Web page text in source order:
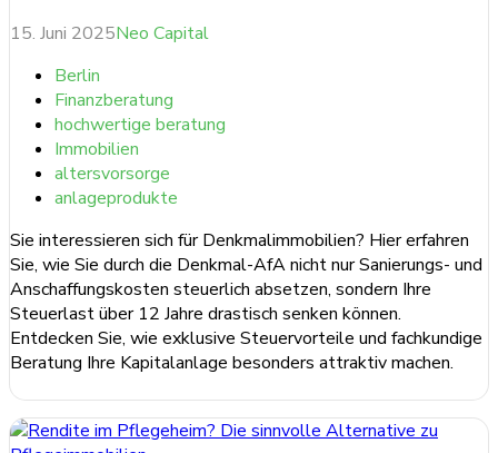
15. Juni 2025Neo Capital
Berlin
Finanzberatung
hochwertige beratung
Immobilien
altersvorsorge
anlageprodukte
Sie interessieren sich für Denkmalimmobilien? Hier erfahren
Sie, wie Sie durch die Denkmal-AfA nicht nur Sanierungs- und
Anschaffungskosten steuerlich absetzen, sondern Ihre
Steuerlast über 12 Jahre drastisch senken können.
Entdecken Sie, wie exklusive Steuervorteile und fachkundige
Beratung Ihre Kapitalanlage besonders attraktiv machen.
weiterlesen ...